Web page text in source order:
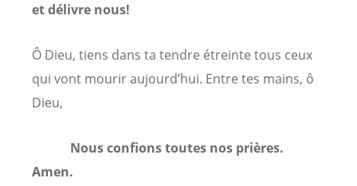
et délivre nous!
Ô Dieu, tiens dans ta tendre étreinte tous ceux
qui vont mourir aujourd’hui. Entre tes mains, ô
Dieu,
Nous confions toutes nos prières.
Amen.